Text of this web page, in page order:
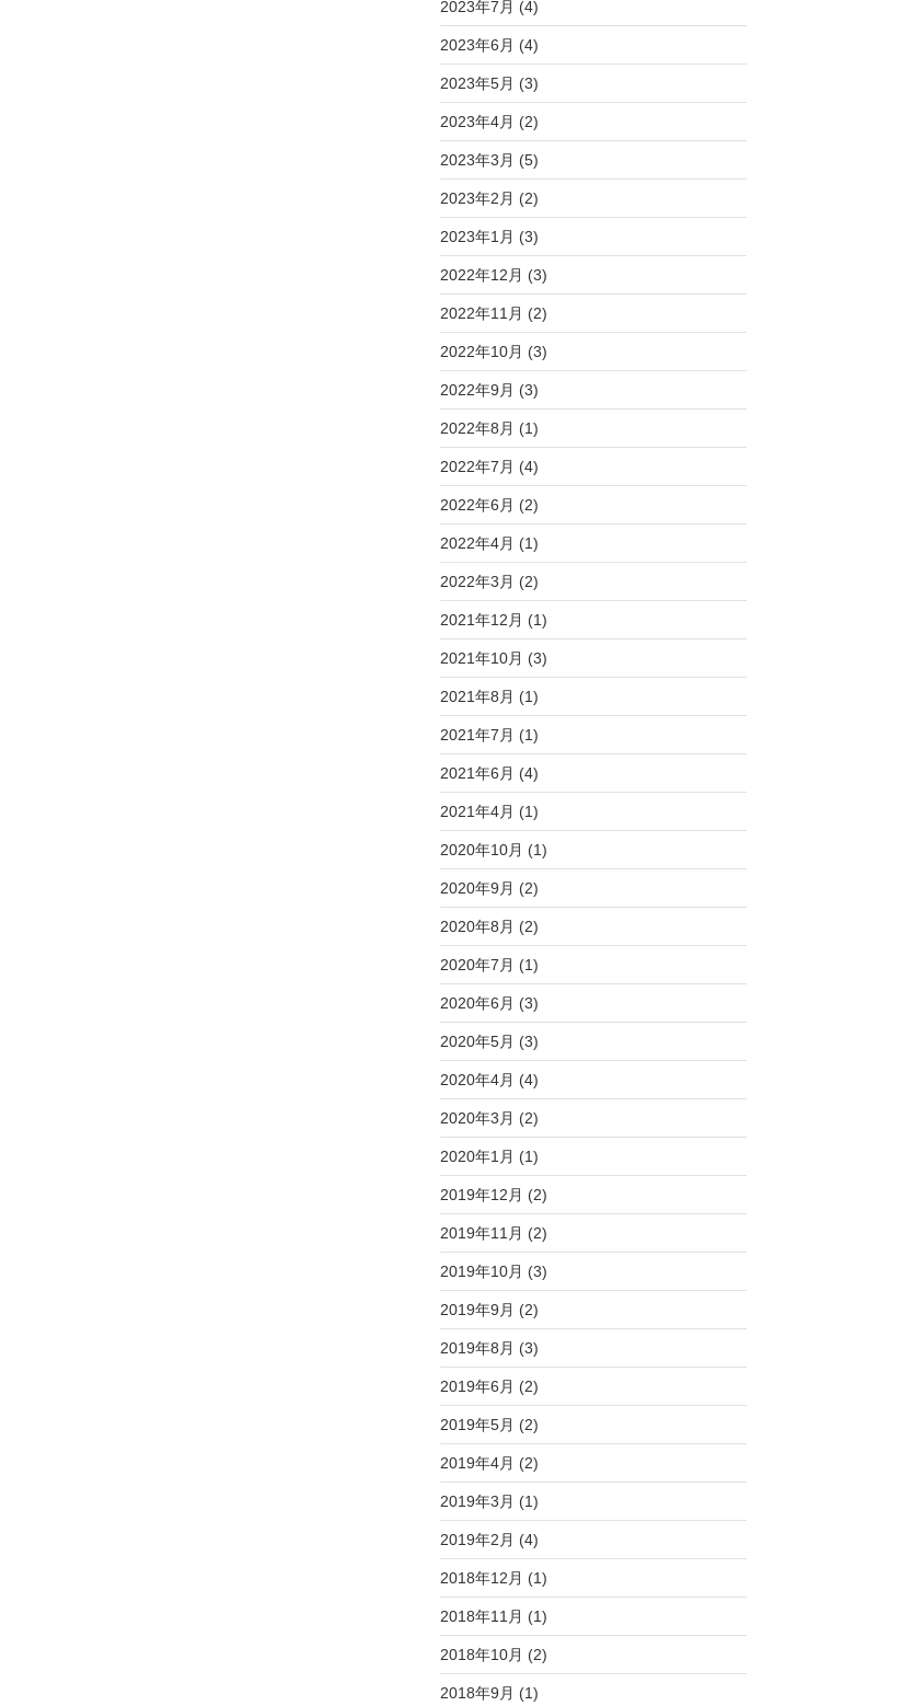
2023年7月 (4)
2023年6月 (4)
2023年5月 (3)
2023年4月 (2)
2023年3月 (5)
2023年2月 (2)
2023年1月 (3)
2022年12月 (3)
2022年11月 (2)
2022年10月 (3)
2022年9月 (3)
2022年8月 (1)
2022年7月 (4)
2022年6月 (2)
2022年4月 (1)
2022年3月 (2)
2021年12月 (1)
2021年10月 (3)
2021年8月 (1)
2021年7月 (1)
2021年6月 (4)
2021年4月 (1)
2020年10月 (1)
2020年9月 (2)
2020年8月 (2)
2020年7月 (1)
2020年6月 (3)
2020年5月 (3)
2020年4月 (4)
2020年3月 (2)
2020年1月 (1)
2019年12月 (2)
2019年11月 (2)
2019年10月 (3)
2019年9月 (2)
2019年8月 (3)
2019年6月 (2)
2019年5月 (2)
2019年4月 (2)
2019年3月 (1)
2019年2月 (4)
2018年12月 (1)
2018年11月 (1)
2018年10月 (2)
2018年9月 (1)